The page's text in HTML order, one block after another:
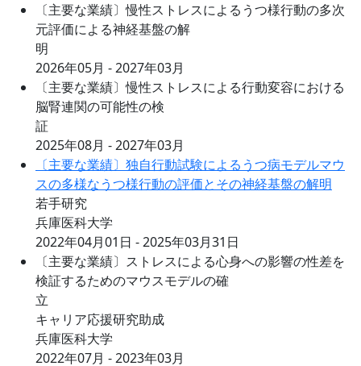
〔主要な業績〕慢性ストレスによるうつ様行動の多次
元評価による神経基盤の解
明
2026年05月 - 2027年03月
〔主要な業績〕慢性ストレスによる行動変容における
脳腎連関の可能性の検
証
2025年08月 - 2027年03月
〔主要な業績〕独自行動試験によるうつ病モデルマウ
スの多様なうつ様行動の評価とその神経基盤の解明
若手研究
兵庫医科大学
2022年04月01日 - 2025年03月31日
〔主要な業績〕ストレスによる心身への影響の性差を
検証するためのマウスモデルの確
立
キャリア応援研究助成
兵庫医科大学
2022年07月 - 2023年03月